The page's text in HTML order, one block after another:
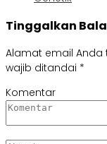
Tinggalkan
Alamat email Anda
wajib ditandai *
Komentar